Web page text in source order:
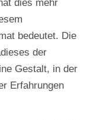
dies mehr
bedeutet. Die
der
Gestalt, in der
Erfahrungen